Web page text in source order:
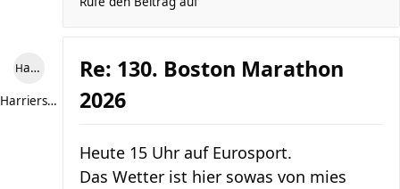
Harriersand reloaded
Harriersand reloaded
Re: 130. Boston Marathon
2026
Heute 15 Uhr auf Eurosport.
Das Wetter ist hier sowas von mies